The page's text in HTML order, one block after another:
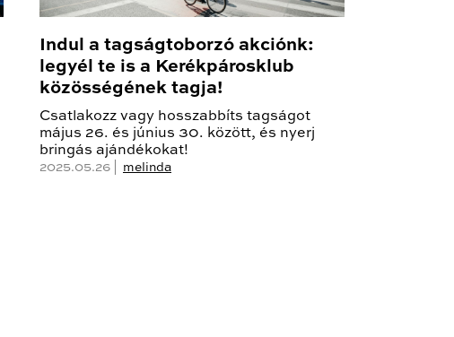
Indul a tagságtoborzó akciónk:
legyél te is a Kerékpárosklub
közösségének tagja!
Csatlakozz vagy hosszabbíts tagságot
május 26. és június 30. között, és nyerj
bringás ajándékokat!
2025.05.26 | melinda